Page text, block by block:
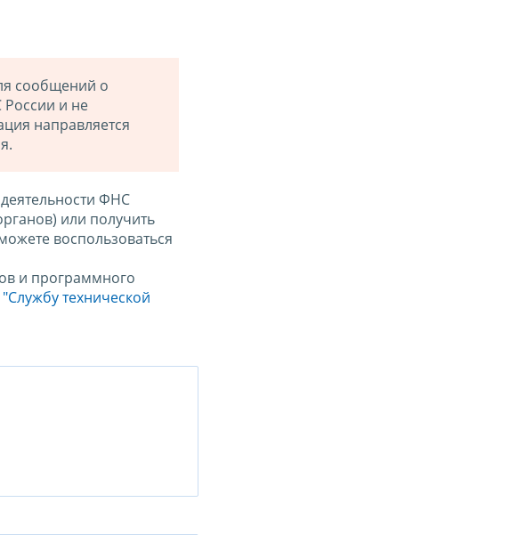
сообщений о
и не
направляется
ФНС
или получить
воспользоваться
и программного
"Службу технической